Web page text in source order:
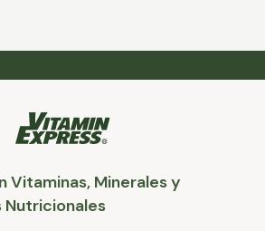
Vitaminas, Minerales y
Nutricionales